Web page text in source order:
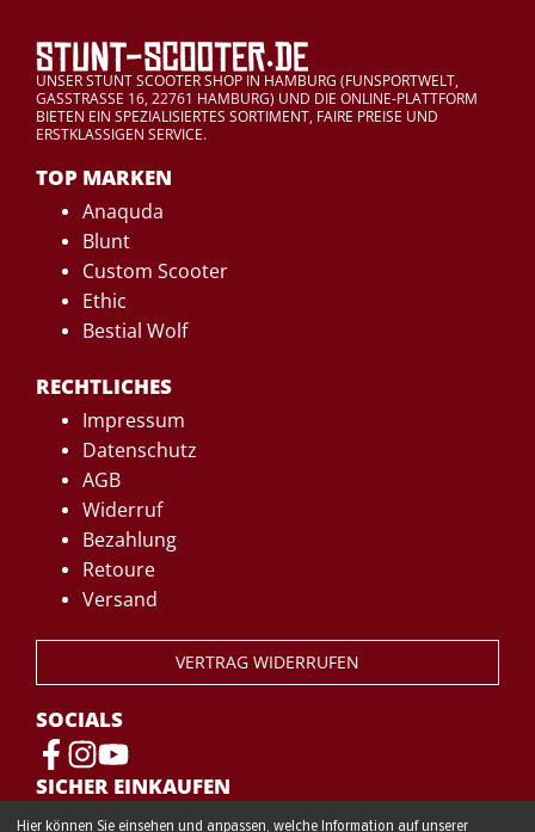
UNSER STUNT SCOOTER SHOP IN HAMBURG (FUNSPORTWELT,
GASSTRASSE 16, 22761 HAMBURG) UND DIE ONLINE-PLATTFORM
BIETEN EIN SPEZIALISIERTES SORTIMENT, FAIRE PREISE UND
ERSTKLASSIGEN SERVICE.
TOP MARKEN
Anaquda
Blunt
Custom Scooter
Ethic
Bestial Wolf
RECHTLICHES
Impressum
Datenschutz
AGB
Widerruf
Bezahlung
Retoure
Versand
VERTRAG WIDERRUFEN
SOCIALS
SICHER EINKAUFEN
Hier können Sie einsehen und anpassen, welche Information auf unserer